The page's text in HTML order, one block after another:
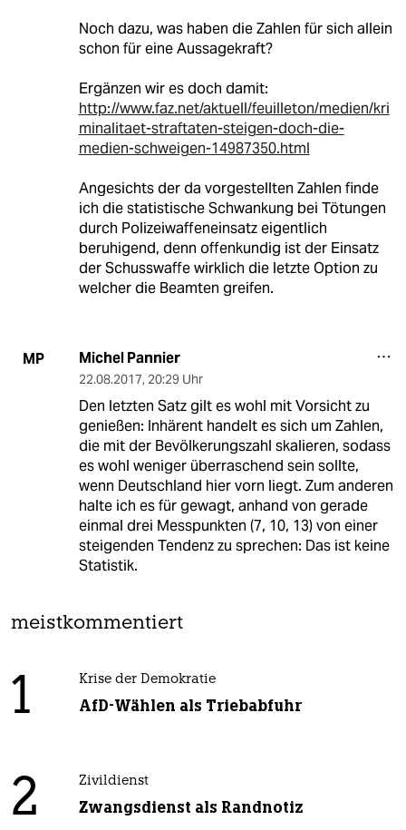
Noch dazu, was haben die Zahlen für sich allein
schon für eine Aussagekraft?
Ergänzen wir es doch damit:
http://www.faz.net/aktuell/feuilleton/medien/kri
minalitaet-straftaten-steigen-doch-die-
medien-schweigen-14987350.html
Angesichts der da vorgestellten Zahlen finde
ich die statistische Schwankung bei Tötungen
durch Polizeiwaffeneinsatz eigentlich
beruhigend, denn offenkundig ist der Einsatz
der Schusswaffe wirklich die letzte Option zu
welcher die Beamten greifen.
MP Michel Pannier
22.08.2017, 20:29 Uhr
Den letzten Satz gilt es wohl mit Vorsicht zu
genießen: Inhärent handelt es sich um Zahlen,
die mit der Bevölkerungszahl skalieren, sodass
es wohl weniger überraschend sein sollte,
wenn Deutschland hier vorn liegt. Zum anderen
halte ich es für gewagt, anhand von gerade
einmal drei Messpunkten (7, 10, 13) von einer
steigenden Tendenz zu sprechen: Das ist keine
Statistik.
meistkommentiert
1 Krise der Demokratie
AfD-Wählen als Triebabfuhr
2 Zivildienst
Zwangsdienst als Randnotiz